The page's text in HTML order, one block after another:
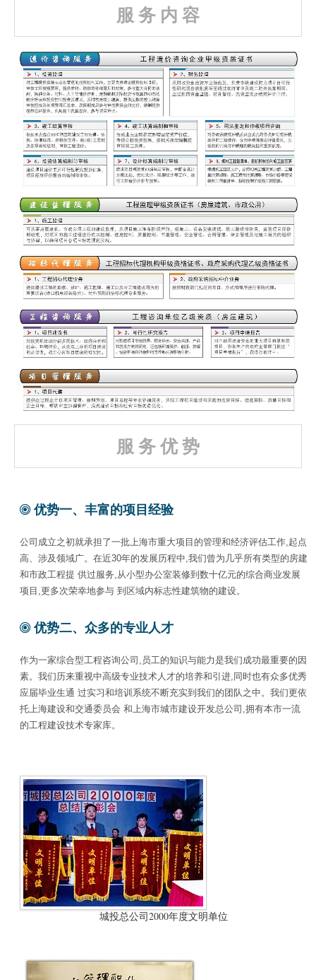
服 务 内 容
服 务 优 势
优势一、丰富的项目经验
公司成立之初就承担了一批上海市重大项目的管理和经济评估工作,起点
高、涉及领域广。在近30年的发展历程中,我们曾为几乎所有类型的房建
和市政工程提 供过服务,从小型办公室装修到数十亿元的综合商业发展
项目,更多次荣幸地参与 到区域内标志性建筑物的建设。
优势二、众多的专业人才
作为一家综合型工程咨询公司,员工的知识与能力是我们成功最重要的因
素。我们历来重视中高级专业技术人才的培养和引进,同时也有众多优秀
应届毕业生通 过实习和培训系统不断充实到我们的团队之中。我们更依
托上海建设和交通委员会 和上海市城市建设开发总公司,拥有本市一流
的工程建设技术专家库。
城投总公司2000年度文明单位